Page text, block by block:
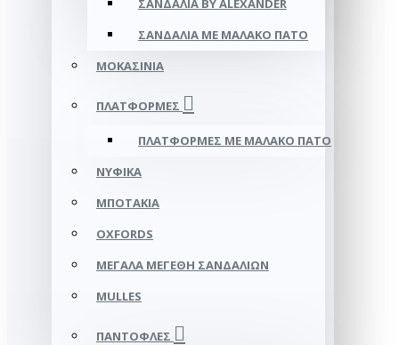
ΣΑΝΔΆΛΙΑ BY ALEXANDER
ΣΑΝΔΆΛΙΑ ΜΕ ΜΑΛΑΚΌ ΠΆΤΟ
ΜΟΚΑΣΊΝΙΑ
ΠΛΑΤΦΌΡΜΕΣ
ΠΛΑΤΦΟΡΜΕΣ ΜΕ ΜΑΛΑΚΟ ΠΑΤΟ
ΝΥΦΙΚΆ
ΜΠΟΤΆΚΙΑ
OXFORDS
ΜΕΓΆΛΑ ΜΕΓΈΘΗ ΣΑΝΔΑΛΙΏΝ
MULLES
ΠΑΝΤΌΦΛΕΣ